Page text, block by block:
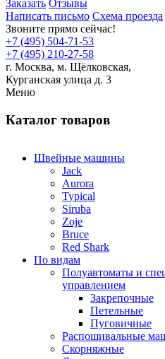
Заказать Отзывы
Написать письмо Схема проезда
Звоните прямо сейчас!
+7 (495) 504-71-53
+7 (495) 210-27-58
г. Москва, м. Щёлковская,
Курганская улица д. 3
Меню
Каталог товаров
Швейные машины
Jack
Aurora
Typical
Siruba
Zoje
Bruce
Red Shark
По видам
Полуавтоматы и
управлением
Закрепочные
Петельные
Пуговичные
Распошивальные
Скорняжные